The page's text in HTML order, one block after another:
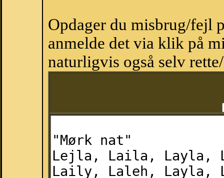
Opdager du misbrug/fejl
anmelde det via klik på
naturligvis også selv